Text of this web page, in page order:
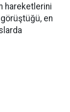
hareketlerini
görüştüğü, en